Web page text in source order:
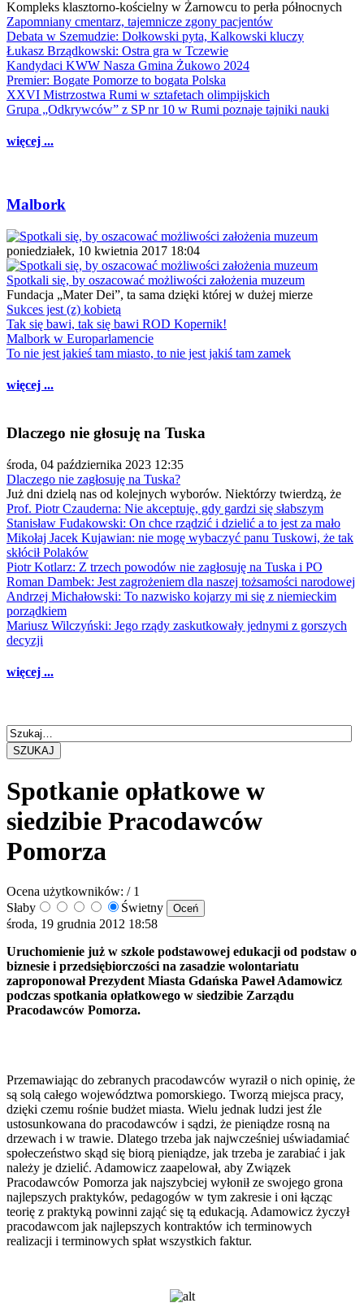
Kompleks klasztorno-kościelny w Żarnowcu to perła północnych
Zapomniany cmentarz, tajemnicze zgony pacjentów
Debata w Szemudzie: Dołkowski pyta, Kalkowski kluczy
Łukasz Brządkowski: Ostra gra w Tczewie
Kandydaci KWW Nasza Gmina Żukowo 2024
Premier: Bogate Pomorze to bogata Polska
XXVI Mistrzostwa Rumi w sztafetach olimpijskich
Grupa „Odkrywców” z SP nr 10 w Rumi poznaje tajniki nauki
więcej ...
Malbork
poniedziałek, 10 kwietnia 2017 18:04
Spotkali się, by oszacować możliwości założenia muzeum
Fundacja „Mater Dei”, ta sama dzięki której w dużej mierze
Sukces jest (z) kobietą
Tak się bawi, tak się bawi ROD Kopernik!
Malbork w Europarlamencie
To nie jest jakieś tam miasto, to nie jest jakiś tam zamek
więcej ...
Dlaczego nie głosuję na Tuska
środa, 04 października 2023 12:35
Dlaczego nie zagłosuję na Tuska?
Już dni dzielą nas od kolejnych wyborów. Niektórzy twierdzą, że
Prof. Piotr Czauderna: Nie akceptuję, gdy gardzi się słabszym
Stanisław Fudakowski: On chce rządzić i dzielić a to jest za mało
Mikołaj Jacek Kujawian: nie mogę wybaczyć panu Tuskowi, że tak
skłócił Polaków
Piotr Kotlarz: Z trzech powodów nie zagłosuję na Tuska i PO
Roman Dambek: Jest zagrożeniem dla naszej tożsamości narodowej
Andrzej Michałowski: To nazwisko kojarzy mi się z niemieckim
porządkiem
Mariusz Wilczyński: Jego rządy zaskutkowały jednymi z gorszych
decyzji
więcej ...
SZUKAJ
Spotkanie opłatkowe w
siedzibie Pracodawców
Pomorza
Ocena użytkowników: / 1
Słaby
Świetny
środa, 19 grudnia 2012 18:58
Uruchomienie już w szkole podstawowej edukacji od podstaw o
biznesie i przedsiębiorczości na zasadzie wolontariatu
zaproponował Prezydent Miasta Gdańska Paweł Adamowicz
podczas spotkania opłatkowego w siedzibie Zarządu
Pracodawców Pomorza.
Przemawiając do zebranych pracodawców wyraził o nich opinię, że
są solą całego województwa pomorskiego. Tworzą miejsca pracy,
dzięki czemu rośnie budżet miasta. Wielu jednak ludzi jest źle
ustosunkowana do pracodawców i sądzi, że pieniądze rosną na
drzewach i w trawie. Dlatego trzeba jak najwcześniej uświadamiać
społeczeństwo skąd się biorą pieniądze, jak trzeba je zarabiać i jak
należy je dzielić. Adamowicz zaapelował, aby Związek
Pracodawców Pomorza jak najszybciej wyłonił ze swojego grona
najlepszych praktyków, pedagogów w tym zakresie i oni łącząc
teorię z praktyką powinni zająć się tą edukacją. Adamowicz życzył
pracodawcom jak najlepszych kontraktów ich terminowych
realizacji i terminowych spłat wszystkich faktur.